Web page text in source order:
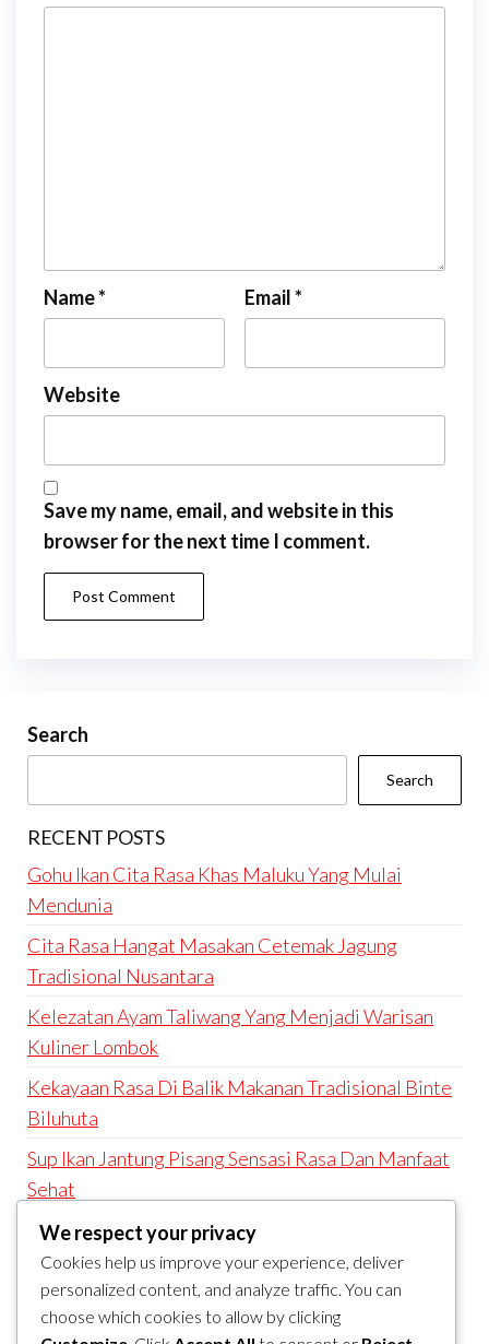
Name* Email*
Website
Save my name, email, and website in this
browser for the next time I comment.
Search
Search
RECENT POSTS
Gohu Ikan Cita Rasa Khas Maluku Yang Mulai
Mendunia
Cita Rasa Hangat Masakan Cetemak Jagung
Tradisional Nusantara
Kelezatan Ayam Taliwang Yang Menjadi Warisan
Kuliner Lombok
Kekayaan Rasa Di Balik Makanan Tradisional Binte
Biluhuta
Sup Ikan Jantung Pisang Sensasi Rasa Dan Manfaat
Sehat
RECENT COMMENTS
A WordPress Commenter
Hello world!
ARCHIVES
We respect your privacy
Cookies help us improve your experience, deliver
personalized content, and analyze traffic. You can
choose which cookies to allow by clicking